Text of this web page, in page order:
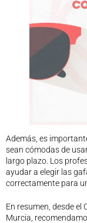
Además, es
sean cómodas de
largo plazo. Los
ayudar a elegir las
correctamente para
En resumen, desde el
Murcia,